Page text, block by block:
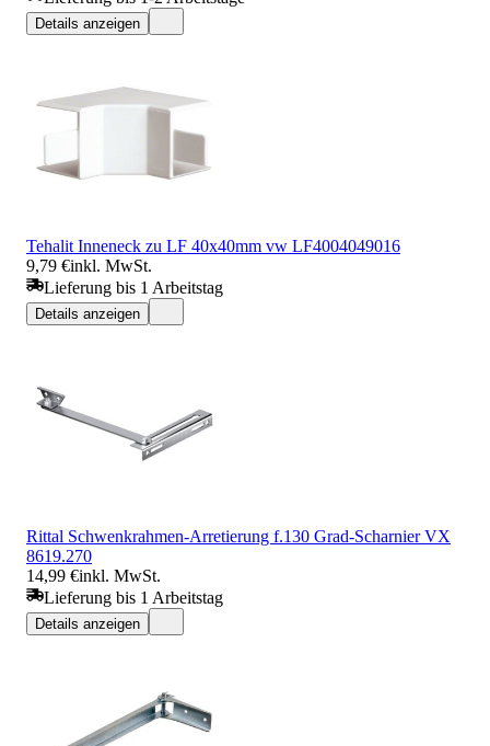
Details anzeigen
Tehalit Inneneck zu LF 40x40mm vw LF4004049016
9,79 €inkl. MwSt.
Lieferung bis 1 Arbeitstag
Details anzeigen
Rittal Schwenkrahmen-Arretierung f.130 Grad-Scharnier VX
8619.270
14,99 €inkl. MwSt.
Lieferung bis 1 Arbeitstag
Details anzeigen